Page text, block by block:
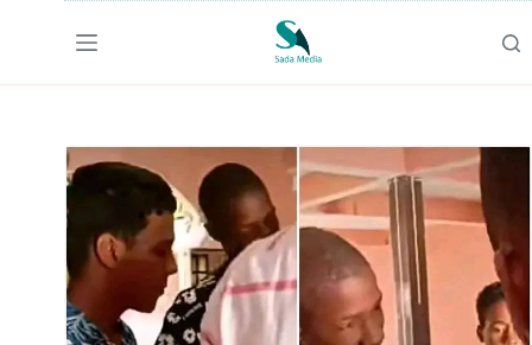
إلى
المحتوى